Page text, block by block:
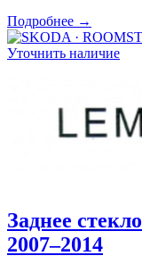
Подробнее →
Уточнить наличие
Заднее стекло
2007–2014